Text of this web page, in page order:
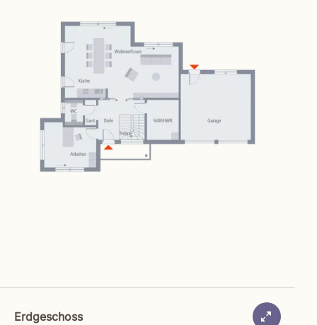
Erdgeschoss